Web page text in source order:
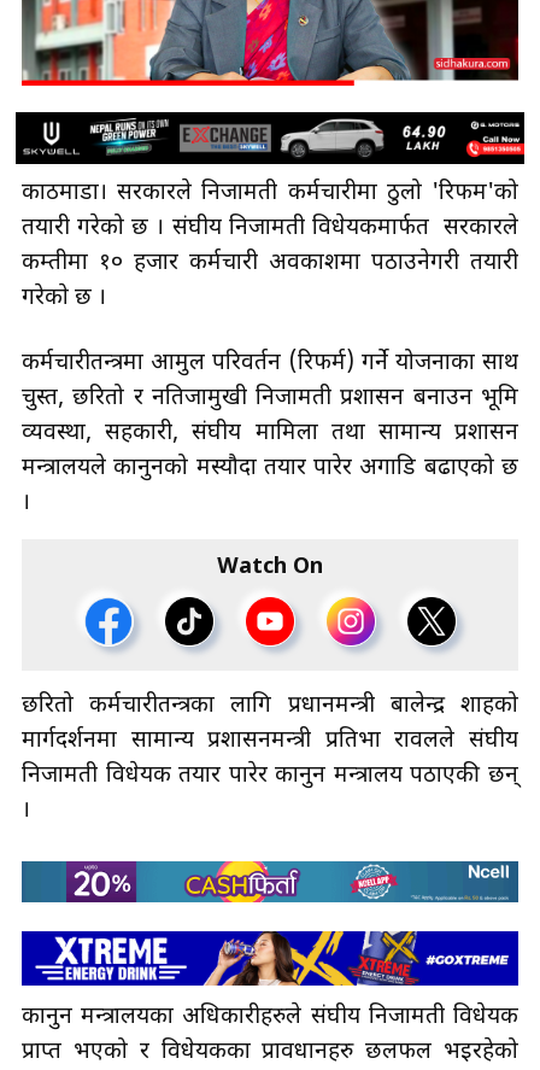
काठमाडौँ। सरकारले निजामती कर्मचारीमा ठुलो 'रिफम'को
तयारी गरेको छ । संघीय निजामती विधेयकमार्फत सरकारले
कम्तीमा १० हजार कर्मचारी अवकाशमा पठाउनेगरी तयारी
गरेकाे छ ।
कर्मचारीतन्त्रमा आमुल परिवर्तन (रिफर्म) गर्ने योजनाका साथ
चुस्त, छरितो र नतिजामुखी निजामती प्रशासन बनाउन भूमि
व्यवस्था, सहकारी, संघीय मामिला तथा सामान्य प्रशासन
मन्त्रालयले कानुनको मस्यौदा तयार पारेर अगाडि बढाएको छ
।
Watch On
छरितो कर्मचारीतन्त्रका लागि प्रधानमन्त्री बालेन्द्र शाहको
मार्गदर्शनमा सामान्य प्रशासनमन्त्री प्रतिभा रावलले संघीय
निजामती विधेयक तयार पारेर कानुन मन्त्रालय पठाएकी छन्
।
कानुन मन्त्रालयका अधिकारीहरुले संघीय निजामती विधेयक
प्राप्त भएको र विधेयकका प्रावधानहरु छलफल भइरहेको